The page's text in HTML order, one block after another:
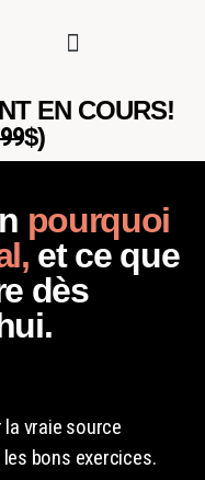
EN COURS!
$)
pourquoi
et ce que
dès
vraie source
bons exercices.